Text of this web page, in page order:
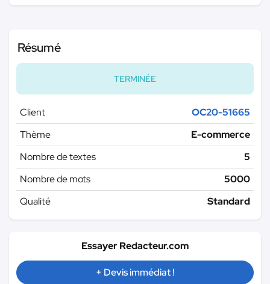
Résumé
TERMINÉE
Client
OC20-51665
Thème
E-commerce
Nombre de textes
5
Nombre de mots
5000
Qualité
Standard
Essayer Redacteur.com
+ Devis immédiat !